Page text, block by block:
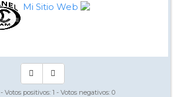
Mi Sitio Web
- Votos positivos: 1 - Votos negativos: 0